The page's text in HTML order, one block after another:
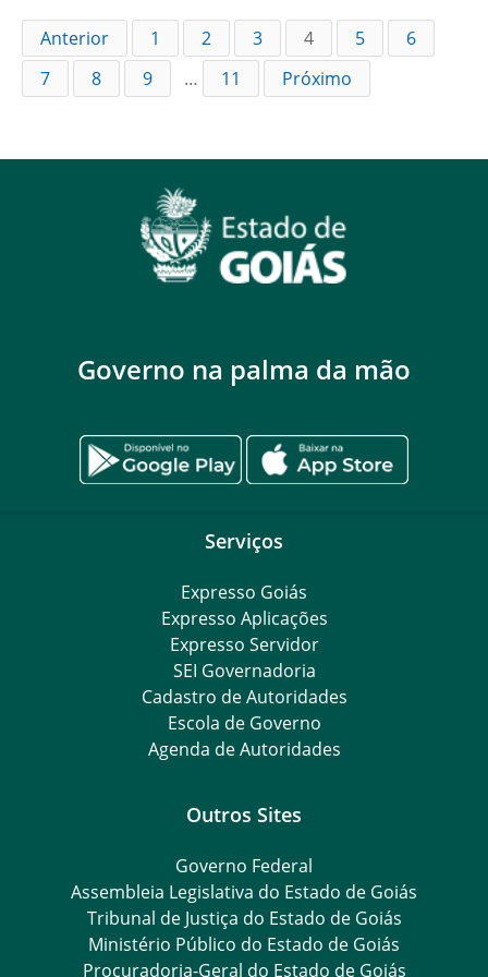
Anterior 1 2 3 4 5
6
7
8 9 … 11 Próximo
Governo na palma da mão
Serviços
Expresso Goiás
Expresso Aplicações
Expresso Servidor
SEI Governadoria
Cadastro de Autoridades
Escola de Governo
Agenda de Autoridades
Outros Sites
Governo Federal
Assembleia Legislativa do Estado de Goiás
Tribunal de Justiça do Estado de Goiás
Ministério Público do Estado de Goiás
Procuradoria-Geral do Estado de Goiás